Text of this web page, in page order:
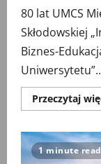
80 lat UMCS
Skłodowskiej
Biznes-
Przeczytaj
1 minute read